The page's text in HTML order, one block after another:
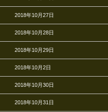
2018年10月27日
2018年10月28日
2018年10月29日
2018年10月2日
2018年10月30日
2018年10月31日